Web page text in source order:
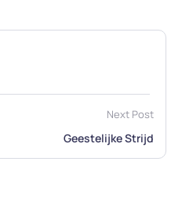
Next Post
Geestelijke Strijd